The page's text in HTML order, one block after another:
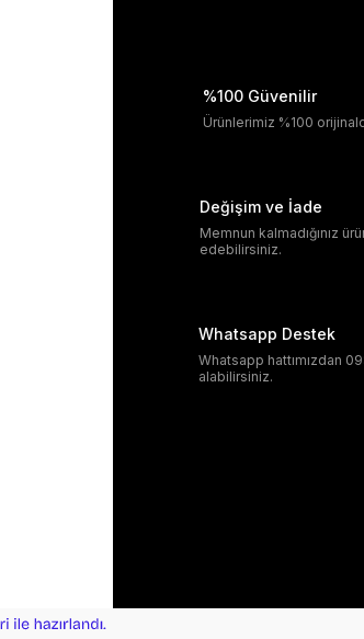
%100 Güvenilir
Ürünlerimiz %100
Değişim ve İade
Memnun kalmadığınız
edebilirsiniz.
Whatsapp Destek
Whatsapp hattımızdan
alabilirsiniz.
e-